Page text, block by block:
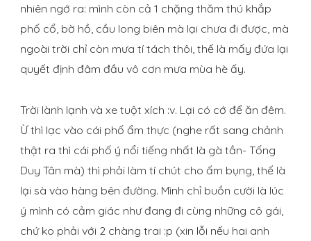
nhiên ngớ ra: mình còn cả 1 chặng thăm thú khắp
phố cổ, bờ hồ, cầu long biên mà lại chưa đi được, mà
ngoài trời chỉ còn mưa tí tách thôi, thế là mấy đứa lại
quyết định đâm đầu vô cơn mưa mùa hè ấy.
Trời lành lạnh và xe tuột xích :v. Lại có cớ để ăn đêm.
Ừ thì lạc vào cái phố ẩm thực (nghe rất sang chảnh
thật ra thì cái phố ý nổi tiếng nhất là gà tần- Tống
Duy Tân mà) thì phải làm tí chút cho ấm bụng, thế là
lại sà vào hàng bên đường. Mình chỉ buồn cười là lúc
ý mình có cảm giác như đang đi cùng những cô gái,
chứ ko phải với 2 chàng trai :p (xin lỗi nếu hai anh